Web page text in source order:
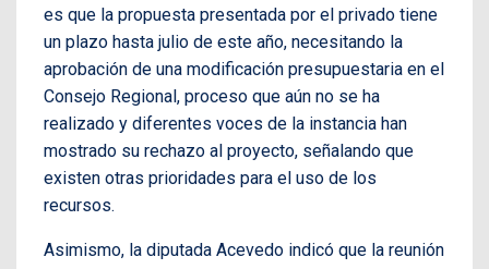
es que la propuesta presentada por el privado tiene
un plazo hasta julio de este año, necesitando la
aprobación de una modificación presupuestaria en el
Consejo Regional, proceso que aún no se ha
realizado y diferentes voces de la instancia han
mostrado su rechazo al proyecto, señalando que
existen otras prioridades para el uso de los
recursos.
Asimismo, la diputada Acevedo indicó que la reunión